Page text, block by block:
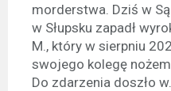
morderstwa. Dziś w
w Słupsku zapadł
M., który w sierpniu
swojego kolegę
Do zdarzenia doszło w...